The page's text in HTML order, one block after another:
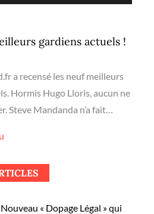
gardiens actuels !
a recensé les neuf meilleurs
Hormis Hugo Lloris, aucun ne
Steve Mandanda n’a fait…
« Dopage Légal » qui